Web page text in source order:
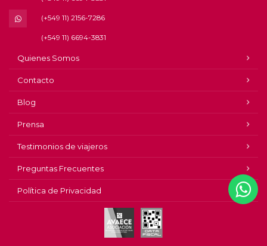
(+549 11) 2156-7286
(+549 11) 6694-3831
Quienes Somos
Contacto
Blog
Prensa
Testimonios de viajeros
Preguntas Frecuentes
Política de Privacidad